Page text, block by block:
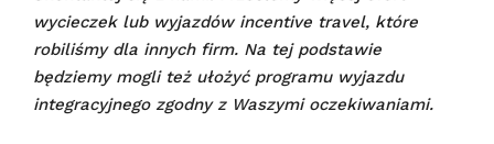
wycieczek lub wyjazdów incentive travel, które
robiliśmy dla innych firm. Na tej podstawie
będziemy mogli też ułożyć programu wyjazdu
integracyjnego zgodny z Waszymi oczekiwaniami.